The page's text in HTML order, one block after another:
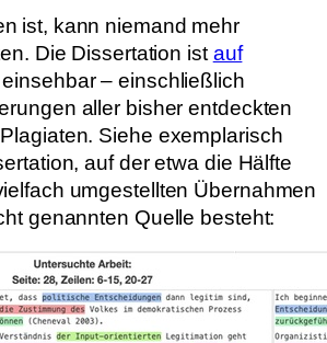
ist, kann niemand mehr
Die Dissertation ist auf
– einschließlich
aller bisher entdeckten
Siehe exemplarisch
auf der etwa die Hälfte
umgestellten Übernahmen
genannten Quelle besteht: